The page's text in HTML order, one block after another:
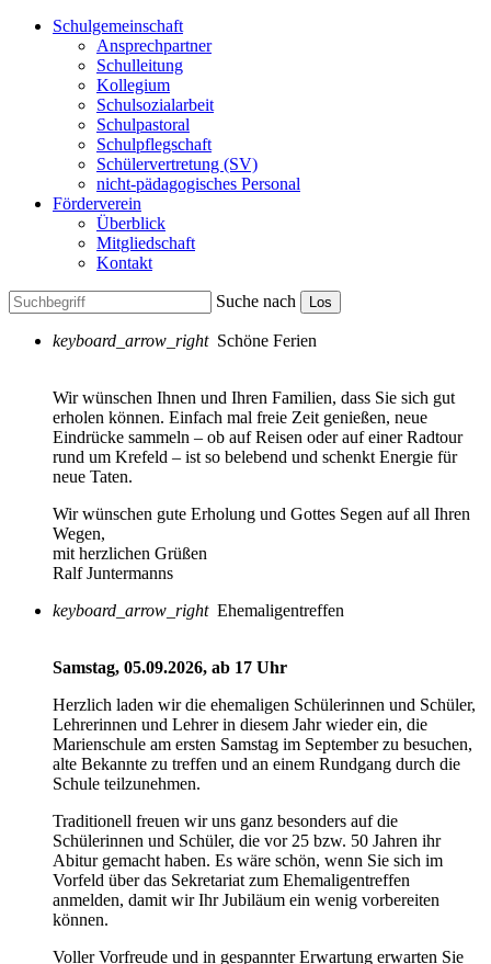
Schulgemeinschaft
Ansprechpartner
Schulleitung
Kollegium
Schulsozialarbeit
Schulpastoral
Schulpflegschaft
Schülervertretung (SV)
nicht-pädagogisches Personal
Förderverein
Überblick
Mitgliedschaft
Kontakt
Suche nach Los
keyboard_arrow_right Schöne Ferien
Wir wünschen Ihnen und Ihren Familien, dass Sie sich gut
erholen können. Einfach mal freie Zeit genießen, neue
Eindrücke sammeln – ob auf Reisen oder auf einer Radtour
rund um Krefeld – ist so belebend und schenkt Energie für
neue Taten.
Wir wünschen gute Erholung und Gottes Segen auf all Ihren
Wegen,
mit herzlichen Grüßen
Ralf Juntermanns
keyboard_arrow_right Ehemaligentreffen
Samstag, 05.09.2026, ab 17 Uhr
Herzlich laden wir die ehemaligen Schülerinnen und Schüler,
Lehrerinnen und Lehrer in diesem Jahr wieder ein, die
Marienschule am ersten Samstag im September zu besuchen,
alte Bekannte zu treffen und an einem Rundgang durch die
Schule teilzunehmen.
Traditionell freuen wir uns ganz besonders auf die
Schülerinnen und Schüler, die vor 25 bzw. 50 Jahren ihr
Abitur gemacht haben. Es wäre schön, wenn Sie sich im
Vorfeld über das Sekretariat zum Ehemaligentreffen
anmelden, damit wir Ihr Jubiläum ein wenig vorbereiten
können.
Voller Vorfreude und in gespannter Erwartung erwarten Sie